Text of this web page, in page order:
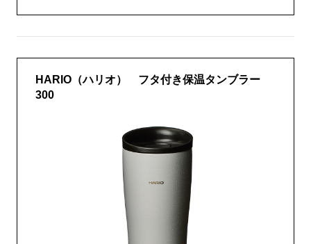
HARIO（ハリオ） フタ付き保温タンブラー
300